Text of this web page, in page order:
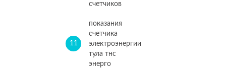
счетчиков
11
показания
счетчика
электроэнергии
тула тнс
энерго